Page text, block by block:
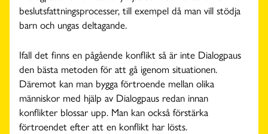
beslutsfattningsprocesser, till exempel då man vill stödja
barn och ungas deltagande.
Ifall det finns en pågående konflikt så är inte Dialogpaus
den bästa metoden för att gå igenom situationen.
Däremot kan man bygga förtroende mellan olika
människor med hjälp av Dialogpaus redan innan
konflikter blossar upp. Man kan också förstärka
förtroendet efter att en konflikt har lösts.